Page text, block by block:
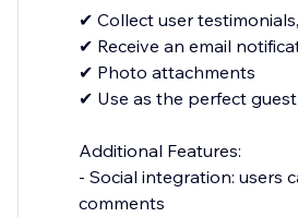
✔ Collect user
✔ Receive an email
✔ Photo attachments
✔ Use as the perfect
Additional Features:
- Social integration: users
comments